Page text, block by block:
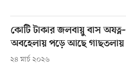
কোটি টাকার জলবায়ু বাস অযত্ন–
অবহেলায় পড়ে আছে গাছতলায়
২৪ মার্চ ২০২৬